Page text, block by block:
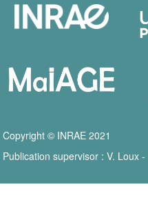
Copyright © INRAE 2021
Publication supervisor : V. Loux